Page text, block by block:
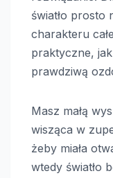
światło prosto
charakteru
praktyczne,
prawdziwą
Masz małą
wisząca w
żeby miała
wtedy światło